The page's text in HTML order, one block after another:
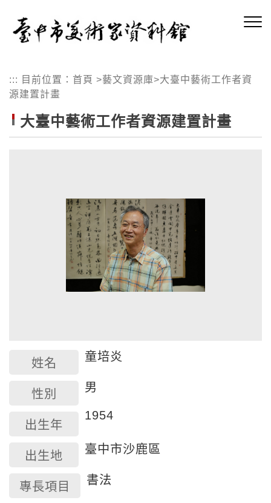
::: 目前位置： 首頁 >藝文資源庫>大臺中藝術工作者資
源建置計畫
大臺中藝術工作者資源建置計畫
姓名 童培炎
性別 男
出生年
1954
出生地 臺中市沙鹿區
專長項目 書法